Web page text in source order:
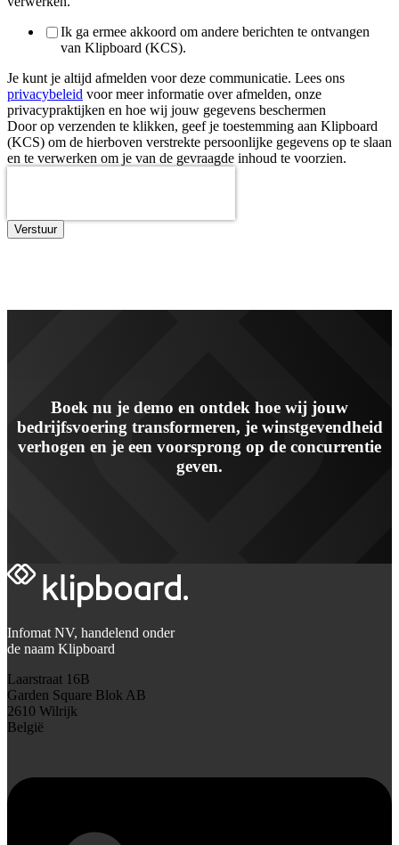
Ik ga ermee akkoord om andere berichten te ontvangen
van Klipboard (KCS).
Je kunt je altijd afmelden voor deze communicatie. Lees ons
privacybeleid voor meer informatie over afmelden, onze
privacypraktijken en hoe wij jouw gegevens beschermen
Door op verzenden te klikken, geef je toestemming aan Klipboard
(KCS) om de hierboven verstrekte persoonlijke gegevens op te slaan
en te verwerken om je van de gevraagde inhoud te voorzien.
Boek nu je demo en ontdek hoe wij jouw
bedrijfsvoering transformeren, je winstgevendheid
verhogen en je een voorsprong op de concurrentie
geven.
Infomat NV, handelend onder
de naam Klipboard
Laarstraat 16B
Garden Square Blok AB
2610 Wilrijk
België